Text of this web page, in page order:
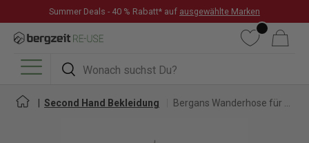
DIREKT ZUM INHALT
Summer Deals - 40 % Rabatt* auf ausgewählte Marken
Suchen
Suchen
WunschlisteWarenkorb
Menü
Second Hand Bekleidung